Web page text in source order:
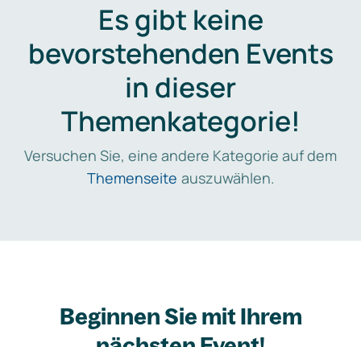
Es gibt keine
bevorstehenden Events
in dieser
Themenkategorie!
Versuchen Sie, eine andere Kategorie auf dem
Themenseite auszuwählen.
Beginnen Sie mit Ihrem